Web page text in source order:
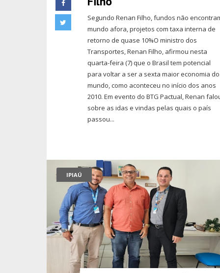
Segundo Renan Filho, fundos não
mundo afora, projetos com taxa interna de
retorno de quase 10%O ministro dos
Transportes, Renan Filho, afirmou nesta
quarta-feira (7) que o Brasil tem potencial
para voltar a ser a sexta maior economia do
mundo, como aconteceu no início dos anos
2010. Em evento do BTG Pactual, Renan
sobre as idas e vindas pelas quais o país
passou...
IPIAÚ